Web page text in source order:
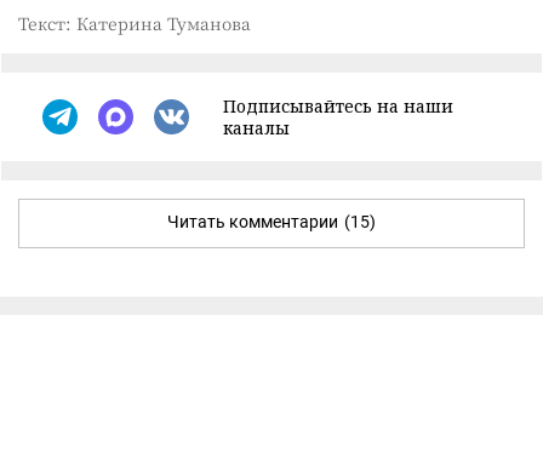
Текст: Катерина Туманова
Подписывайтесь на наши
каналы
Читать комментарии (15)